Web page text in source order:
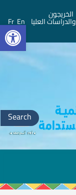
الخريجون
والدراسات العليا En
Fr
Search
for: